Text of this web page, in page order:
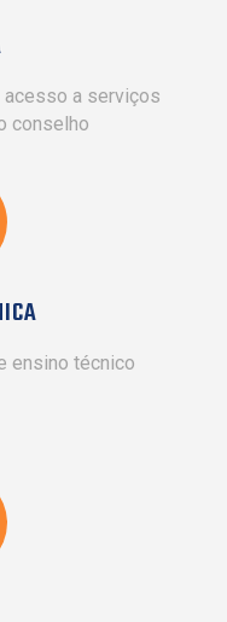
acesso a serviços
conselho
ensino técnico